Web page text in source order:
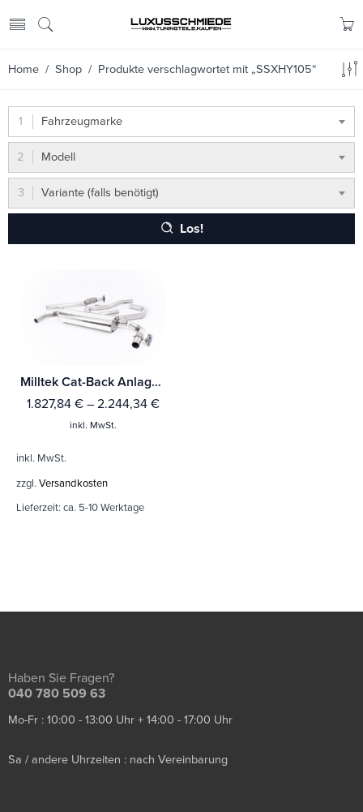
Home / Shop / Produkte verschlagwortet mit „SSXHY105“
Fahrzeugmarke
Modell
Variante (falls benötigt)
Los!
Milltek Cat-Back Anlage Hyundai i30 N Performance 2.0 T-GDi (275PS - (Fahrzeuge ohne OPF)
1.827,84 €– 2.244,34 €
inkl. MwSt.
inkl. MwSt.
zzgl. Versandkosten
Lieferzeit: ca. 5-10 Werktage
Haben Sie Fragen?
040 780 509 63
Mo-Fr : 10:00 - 13:00 Uhr + 14:00 - 17:00 Uhr
Sa / andere Uhrzeiten : nach Vereinbarung